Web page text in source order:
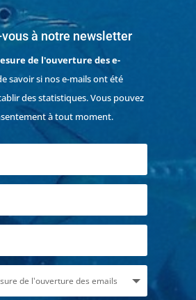
à notre newsletter
de l'ouverture des e-
savoir si nos e-mails ont été
des statistiques. Vous pouvez
à tout moment.